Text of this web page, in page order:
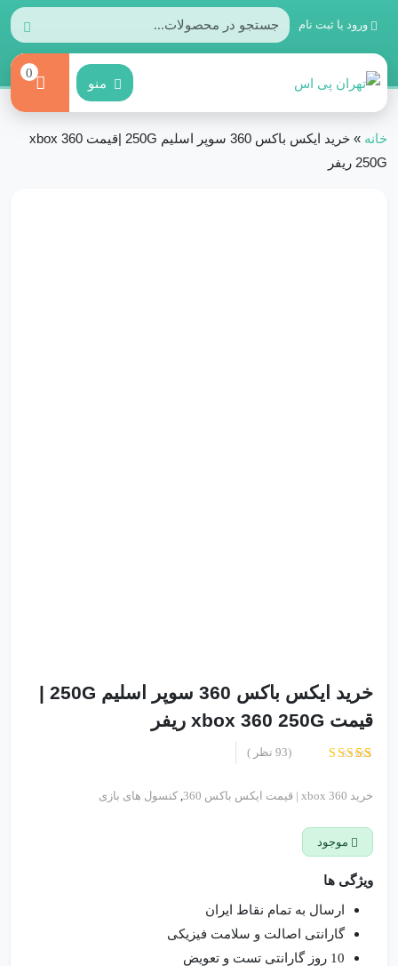
ورود یا ثبت نام
منو
0
خانه »
خرید ایکس باکس 360 سوپر اسلیم 250G |قیمت xbox 360
250G ریفر
خرید ایکس باکس 360 سوپر اسلیم 250G |
قیمت xbox 360 250G ریفر
مشتری
(
93 نظر )
خرید xbox 360 | قیمت ایکس باکس 360 , کنسول های بازی
موجود
ویژگی ها
ارسال به تمام نقاط ایران
گارانتی اصالت و سلامت فیزیکی
10 روز گارانتی تست و تعویض